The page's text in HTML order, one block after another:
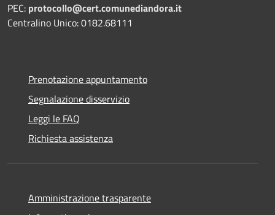
PEC: protocollo@cert.comunediandora.it
Centralino Unico: 0182.68111
Prenotazione appuntamento
Segnalazione disservizio
Leggi le FAQ
Richiesta assistenza
Amministrazione trasparente